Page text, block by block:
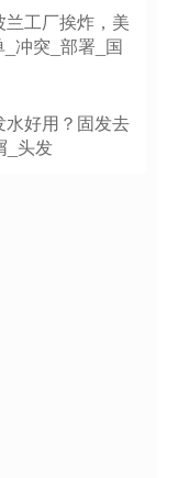
工厂挨炸，美
冲突_部署_国
水好用？固发去
_头发